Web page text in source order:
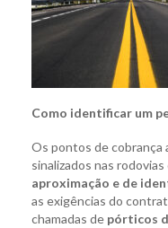
Como identificar um
Os pontos de
sinalizados nas rodovias
aproximação e de
as exigências do
chamadas de pórticos